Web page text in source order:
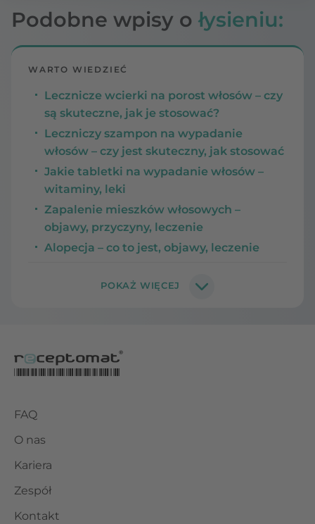
Podobne wpisy o łysieniu:
WARTO WIEDZIEĆ
Lecznicze wcierki na porost włosów – czy
są skuteczne, jak je stosować?
Leczniczy szampon na wypadanie
włosów – czy jest skuteczny, jak stosować
Jakie tabletki na wypadanie włosów –
witaminy, leki
Zapalenie mieszków włosowych –
objawy, przyczyny, leczenie
Alopecja – co to jest, objawy, leczenie
FAQ
O nas
Kariera
Zespół
Kontakt